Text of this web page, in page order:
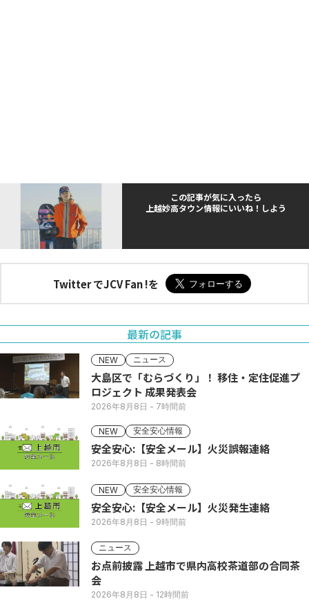
この記事が気に入ったら
上越妙高タウン情報にいいね！しよう
Twitter でJCV Fan !を
最新の記事
NEW ニュース
大島区で「むらづくり」！ 移住・定住促進プ
ロジェクト 成果発表会
2026年8月8日 - 7時間前
NEW 安全安心情報
安全安心:【安全メール】火災誤報連絡
2026年8月8日 - 8時間前
NEW 安全安心情報
安全安心:【安全メール】火災発生連絡
2026年8月8日 - 9時間前
ニュース
お点前披露 上越市で県内高校茶道部の合同茶
会
2026年8月8日 - 12時間前